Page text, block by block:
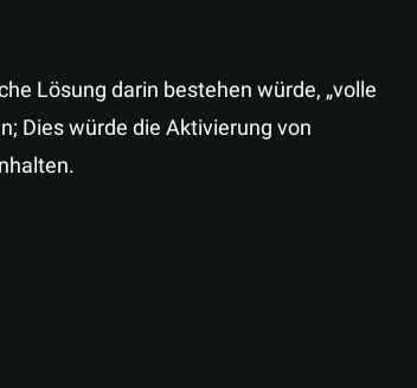
Lösung darin bestehen würde, „volle
Dies würde die Aktivierung von